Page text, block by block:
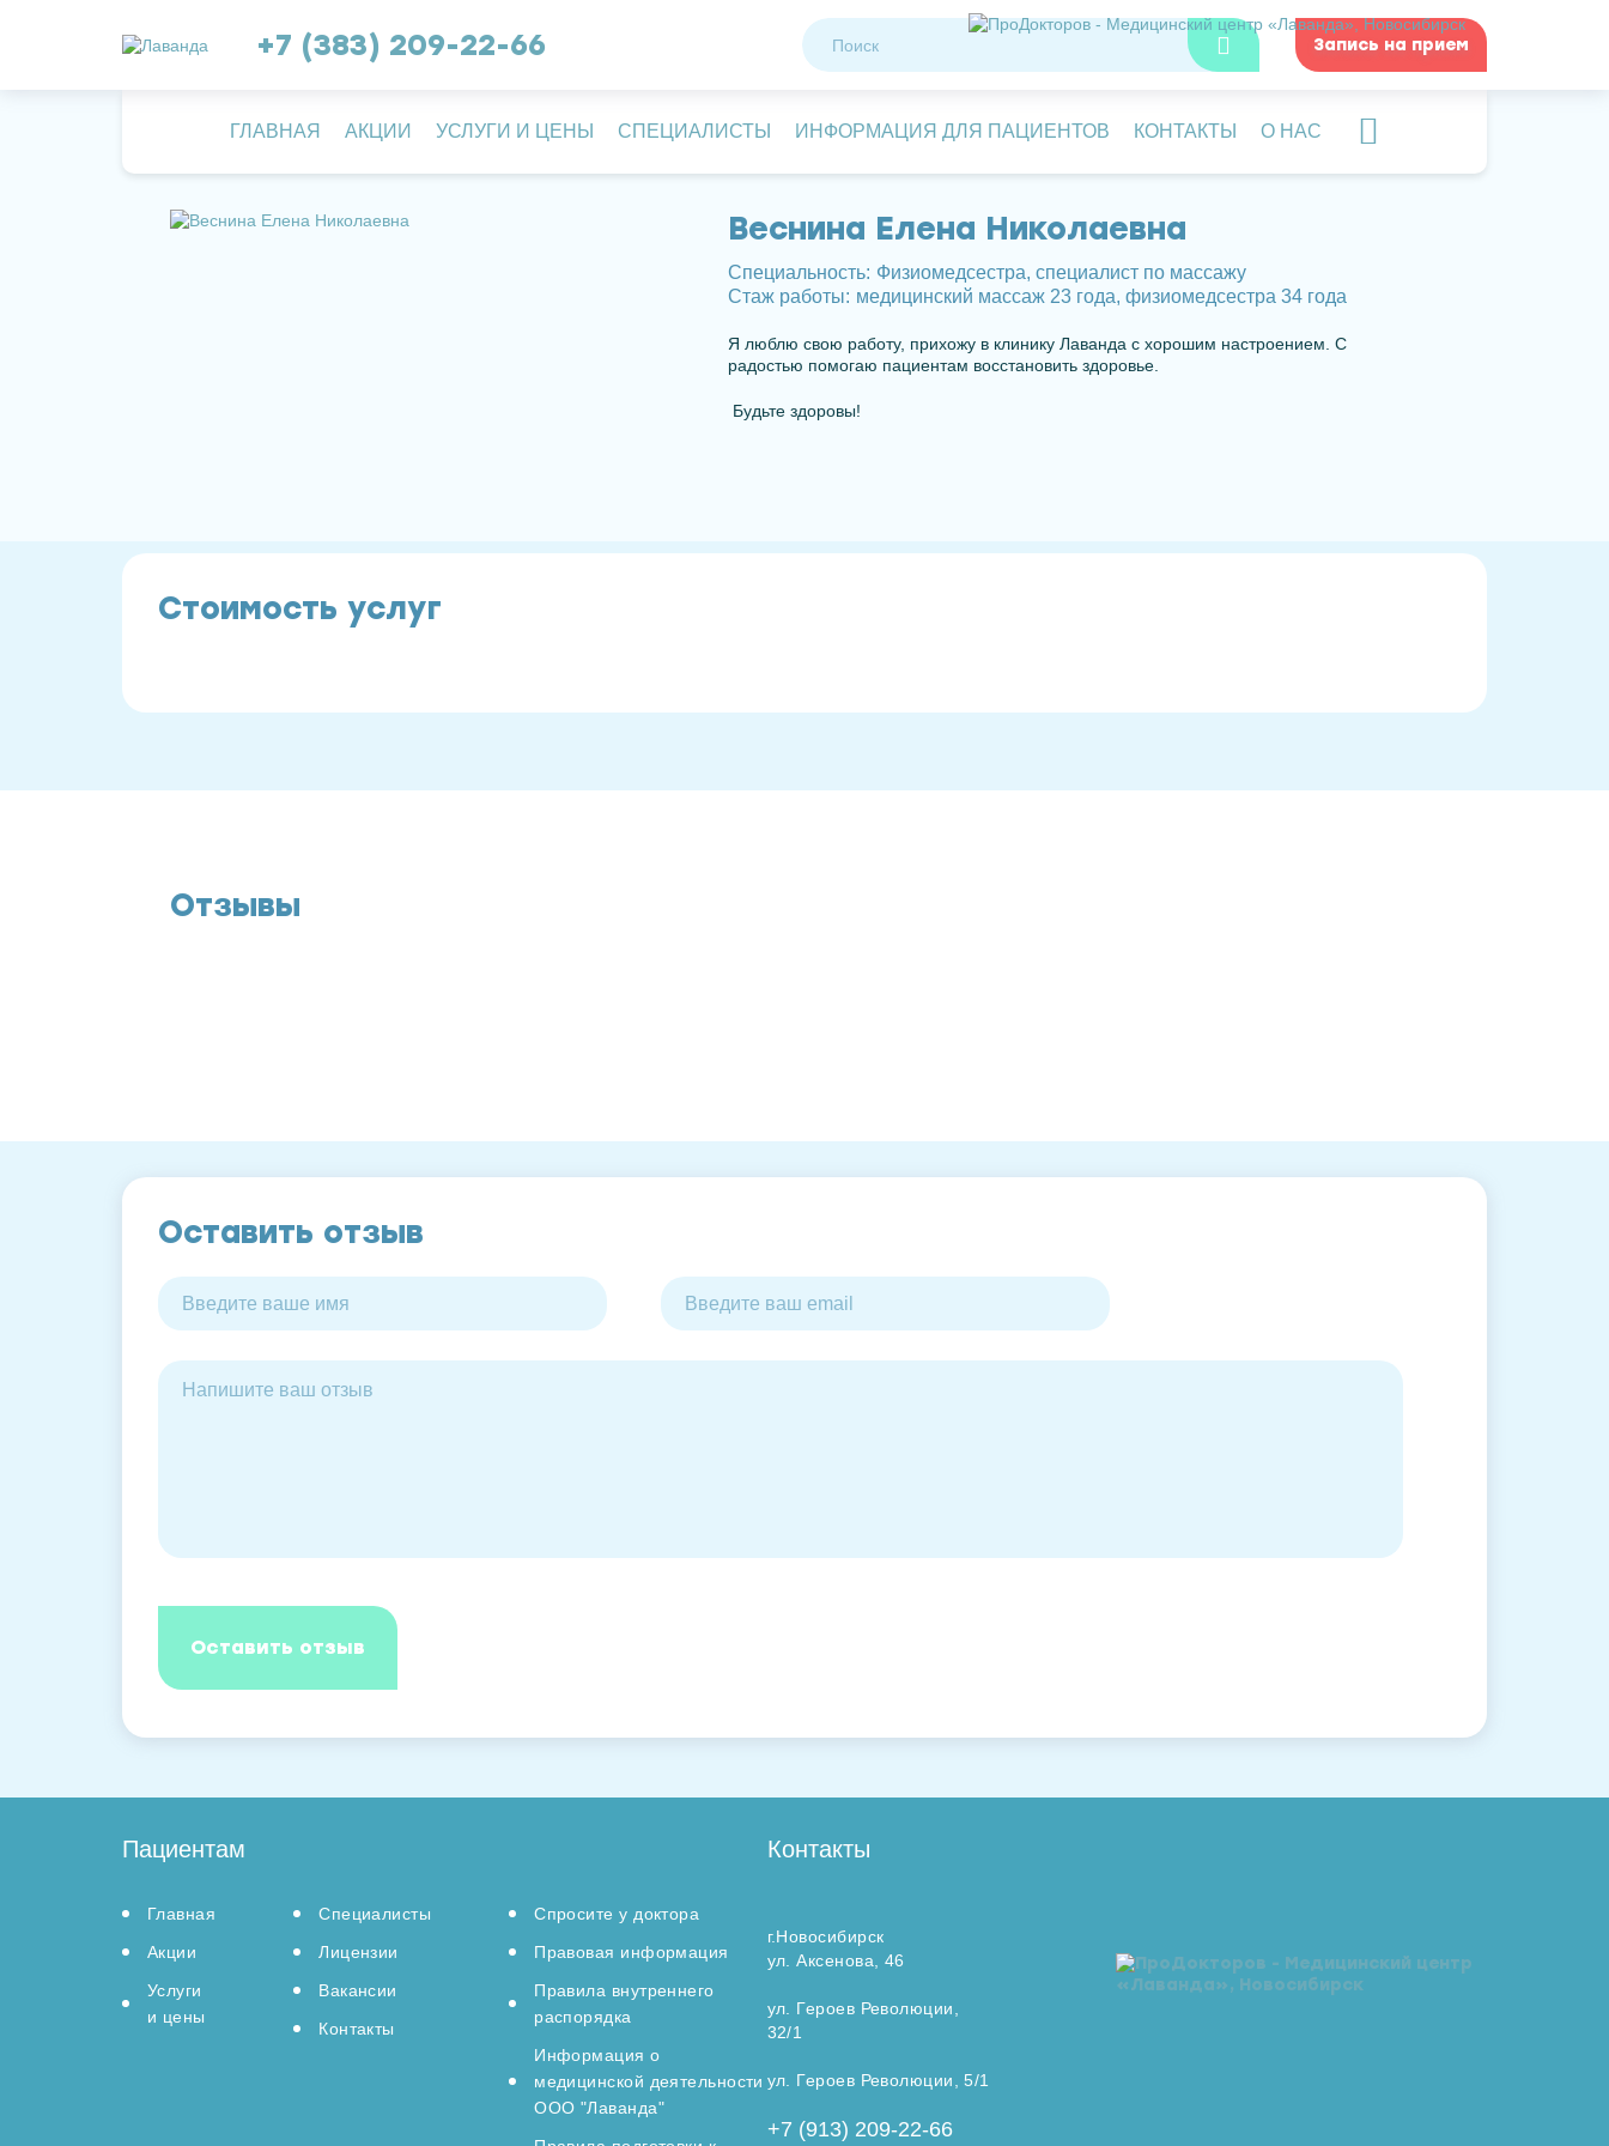
+7 (383) 209-22-66 Запись на прием
ГЛАВНАЯ АКЦИИ УСЛУГИ И ЦЕНЫ СПЕЦИАЛИСТЫ ИНФОРМАЦИЯ ДЛЯ ПАЦИЕНТОВ КОНТАКТЫ О НАС
ВЕРСИЯ ДЛЯ
СЛАБОВИДЯЩИХ
Веснина Елена Николаевна
Специальность: Физиомедсестра, специалист по массажу
Стаж работы: медицинский массаж 23 года, физиомедсестра 34 года
Я люблю свою работу, прихожу в клинику Лаванда с хорошим настроением. С
радостью помогаю пациентам восстановить здоровье.
Будьте здоровы!
Стоимость услуг
Отзывы
Оставить отзыв
Пациентам
Главная
Акции
Услуги
и цены
Специалисты
Лицензии
Вакансии
Контакты
Спросите у доктора
Правовая информация
Правила внутреннего
распорядка
Информация о
медицинской деятельности
ООО "Лаванда"
Контакты
г.Новосибирск
ул. Аксенова, 46
ул. Героев Революции,
32/1
ул. Героев Революции, 5/1
+7 (913) 209-22-66